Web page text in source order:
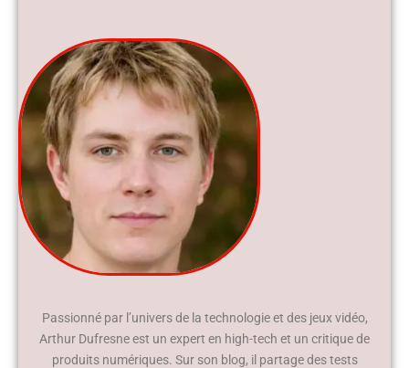
Passionné par l’univers de la technologie et des jeux vidéo,
Arthur Dufresne est un expert en high-tech et un critique de
produits numériques. Sur son blog, il partage des tests